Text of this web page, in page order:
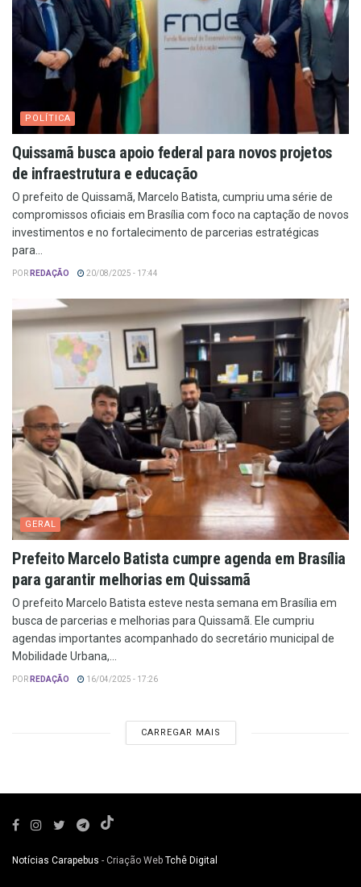
POLÍTICA
Quissamã busca apoio federal para novos projetos
de infraestrutura e educação
O prefeito de Quissamã, Marcelo Batista, cumpriu uma série de
compromissos oficiais em Brasília com foco na captação de novos
investimentos e no fortalecimento de parcerias estratégicas
para...
POR REDAÇÃO 20/08/2025 - 17:44
GERAL
Prefeito Marcelo Batista cumpre agenda em Brasília
para garantir melhorias em Quissamã
O prefeito Marcelo Batista esteve nesta semana em Brasília em
busca de parcerias e melhorias para Quissamã. Ele cumpriu
agendas importantes acompanhado do secretário municipal de
Mobilidade Urbana,...
POR REDAÇÃO 16/04/2025 - 17:26
CARREGAR MAIS
Notícias Carapebus - Criação Web Tchê Digital